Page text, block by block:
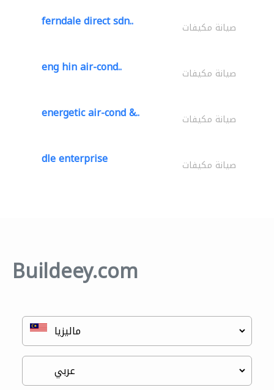
ferndale direct sdn.. صيانة مكيفات
eng hin air-cond.. صيانة مكيفات
energetic air-cond &.. صيانة مكيفات
dle enterprise صيانة مكيفات
Buildeey.com